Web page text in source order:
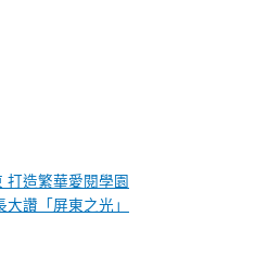
打造繁華愛閱學園
讚「屏東之光」